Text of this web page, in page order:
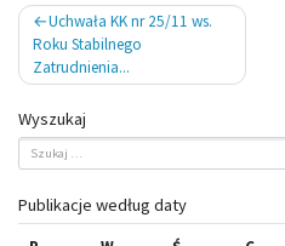
Nawigacja
wpisu
Uchwała KK nr 25/11 ws.
Roku Stabilnego
Zatrudnienia...
Wyszukaj
Publikacje według daty